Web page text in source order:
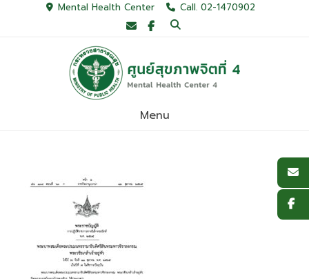
Mental Health Center Call. 02-1470902
Menu